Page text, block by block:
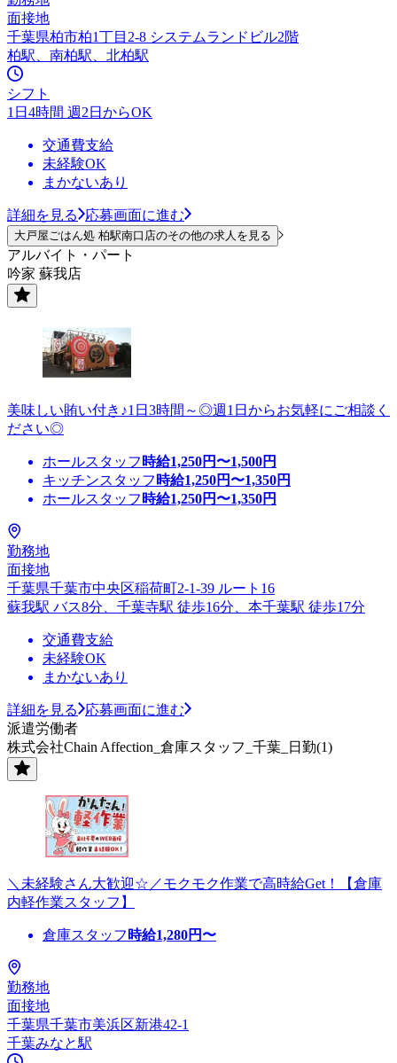
面接地
千葉県柏市柏1丁目2-8 システムランドビル2階
柏駅、南柏駅、北柏駅
シフト
1日4時間 週2日からOK
交通費支給
未経験OK
まかないあり
詳細を見る 応募画面に進む
大戸屋ごはん処 柏駅南口店のその他の求人を見る
アルバイト・パート
吟家 蘇我店
美味しい賄い付き♪1日3時間～◎週1日からお気軽にご相談く
ださい◎
ホールスタッフ 時給1,250円〜1,500円
キッチンスタッフ 時給1,250円〜1,350円
ホールスタッフ 時給1,250円〜1,350円
勤務地
面接地
千葉県千葉市中央区稲荷町2-1-39 ルート16
蘇我駅 バス8分、千葉寺駅 徒歩16分、本千葉駅 徒歩17分
交通費支給
未経験OK
まかないあり
詳細を見る
応募画面に進む
派遣労働者
株式会社Chain Affection_倉庫スタッフ_千葉_日勤(1)
＼未経験さん大歓迎☆／モクモク作業で高時給Get！【倉庫
内軽作業スタッフ】
倉庫スタッフ 時給1,280円〜
勤務地
面接地
千葉県千葉市美浜区新港42-1
千葉みなと駅